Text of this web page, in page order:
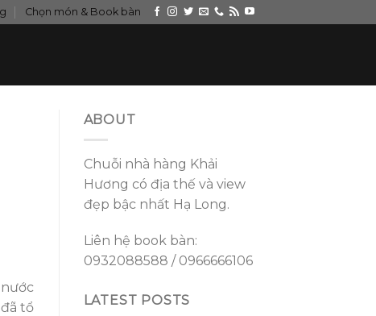
Chọn món & Book bàn
tổ
ABOUT
Chuỗi nhà hàng Khải
Hương có địa thế và view
đẹp bậc nhất Hạ Long.
Liên hệ book bàn:
0932088588 / 0966666106
LATEST POSTS